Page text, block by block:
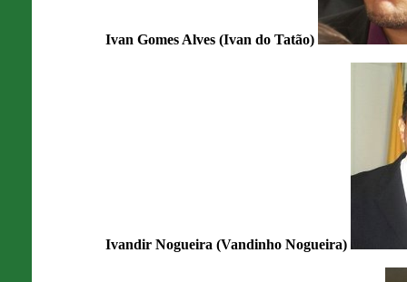
Ivan Gomes Alves (Ivan do Tatão)
Ivandir Nogueira (Vandinho Nogueira)